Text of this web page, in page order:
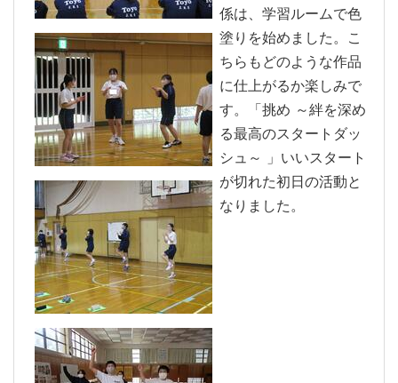
係は、学習ルームで色
塗りを始めました。こ
ちらもどのような作品
に仕上がるか楽しみで
す。「挑め ～絆を深め
る最高のスタートダッ
シュ～ 」いいスタート
が切れた初日の活動と
なりました。